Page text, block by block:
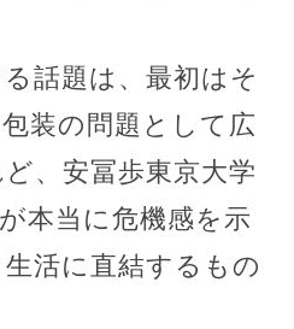
話題は、最初はそ
装の問題として広
、安冨歩東京大学
本当に危機感を示
活に直結するもの